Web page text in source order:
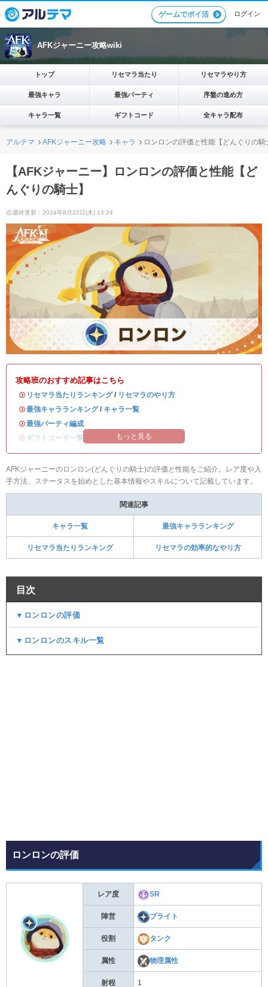
ゲームでポイ活 ログイン
AFKジャーニー攻略wiki
トップ リセマラ当たり リセマラやり方
最強キャラ 最強パーティ 序盤の進め方
キャラ一覧 ギフトコード 全キャラ配布
アルテマ AFKジャーニー攻略 キャラ ロンロンの評価と性能【どんぐりの騎
【AFKジャーニー】ロンロンの評価と性能【ど
んぐりの騎士】
最終更新：2024年8月22日(木) 13:24
攻略班のおすすめ記事はこちら
・ リセマラ当たりランキング/ リセマラのやり方
・最強キャラランキング/ キャラ一覧
・最強パーティ編成
・ ギフトコード一覧｜最新版 もっと見る
AFKジャーニーのロンロン(どんぐりの騎士)の評価と性能をご紹介。レア度や入
手方法、ステータスを始めとした基本情報やスキルについて記載しています。
関連記事
キャラ一覧 最強キャラランキング
リセマラ当たりランキング リセマラの効率的なやり方
目次
▼ロンロンの評価
▼ロンロンのスキル一覧
ロンロンの評価
レア度 SR
陣営 ブライト
役割 タンク
属性 物理属性
射程 1